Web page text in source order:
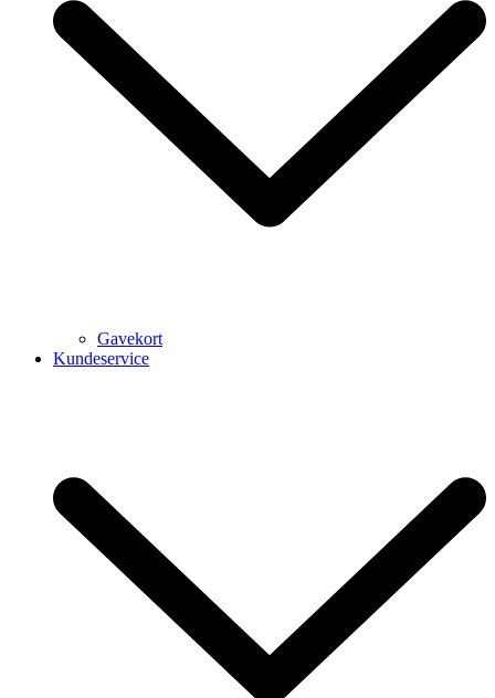
Gavekort
Kundeservice